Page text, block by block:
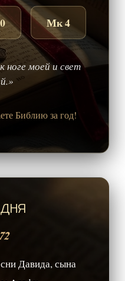
Мк 4
ноге моей и свет
Библию за год!
Давида, сына